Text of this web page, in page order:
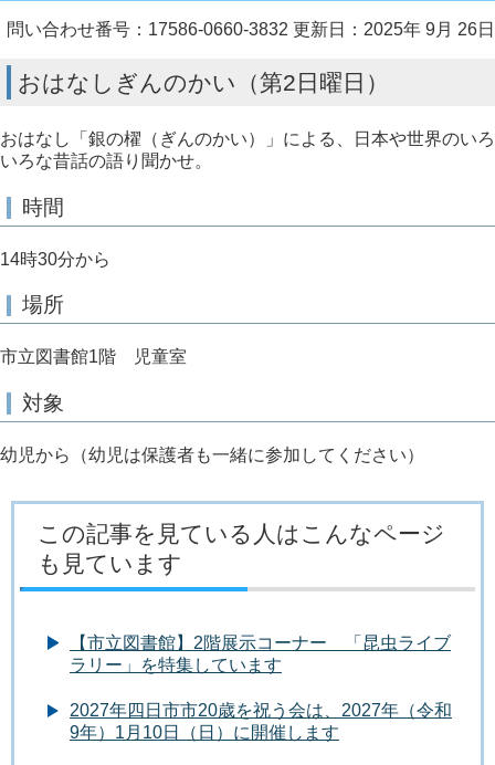
問い合わせ番号：17586-0660-3832 更新日：2025年 9月 26日
おはなしぎんのかい（第2日曜日）
おはなし「銀の櫂（ぎんのかい）」による、日本や世界のいろ
いろな昔話の語り聞かせ。
時間
14時30分から
場所
市立図書館1階 児童室
対象
幼児から（幼児は保護者も一緒に参加してください）
この記事を見ている人はこんなページ
も見ています
【市立図書館】2階展示コーナー 「昆虫ライブ
ラリー」を特集しています
2027年四日市市20歳を祝う会は、2027年（令和
9年）1月10日（日）に開催します